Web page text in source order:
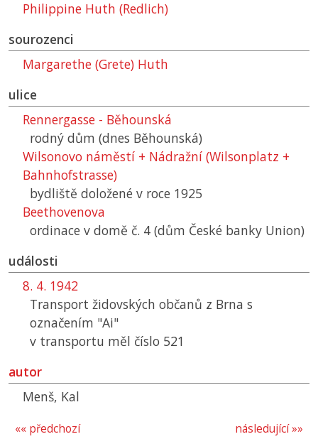
Philippine Huth (Redlich)
sourozenci
Margarethe (Grete) Huth
ulice
Rennergasse - Běhounská
rodný dům (dnes Běhounská)
Wilsonovo náměstí + Nádražní (Wilsonplatz +
Bahnhofstrasse)
bydliště doložené v roce 1925
Beethovenova
ordinace v domě č. 4 (dům České banky Union)
události
8. 4. 1942
Transport židovských občanů z Brna s
označením "Ai"
v transportu měl číslo 521
autor
Menš, Kal
následující »»
«« předchozí